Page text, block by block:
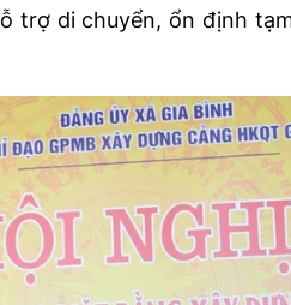
trợ di chuyển, ổn định